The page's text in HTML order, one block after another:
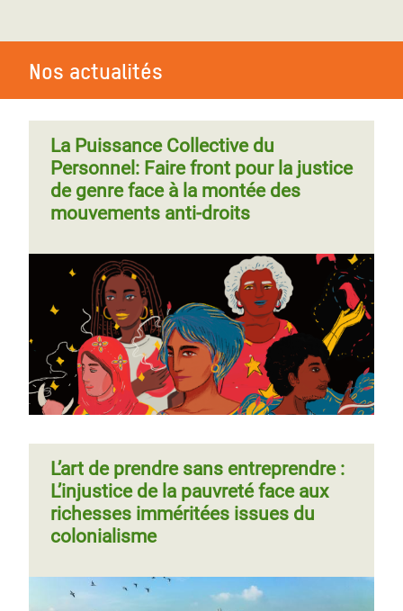
Nos actualités
La Puissance Collective du
Personnel: Faire front pour la justice
de genre face à la montée des
mouvements anti-droits
L’art de prendre sans entreprendre :
L’injustice de la pauvreté face aux
richesses imméritées issues du
colonialisme